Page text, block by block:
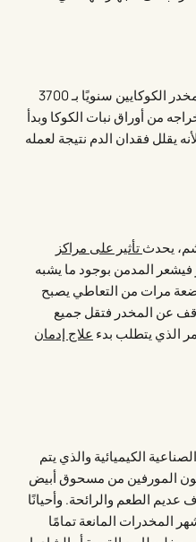
يقدر عدد الوفيات من جراء تعاطي مخدر الكوكايين سنويًا بـ 3700
من أوراق نبات الكوكا وبدأ
يقلل فقدان الدم نتيجة لعمله
يحدثتأثير على مراكز
فيشعر المدمن بوجود ما يشبه
مرات من التعاطي يصبح
عن المخدر فتقل جميع
الذي يتطلب بدء علاج إدمان
الكيميائية والذي يتم
المورفين من مسحوق أبيض
الطعم والرائحة. وأحيانًا
المخدرات المانعة تمامًا